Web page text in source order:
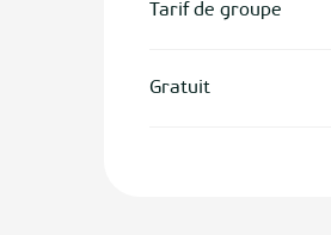
Tarif de groupe
Gratuit